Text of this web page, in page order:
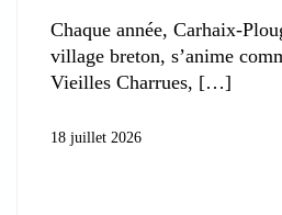
Chaque année, Carhaix-
village breton, s’anime
Vieilles Charrues,
18 juillet 2026